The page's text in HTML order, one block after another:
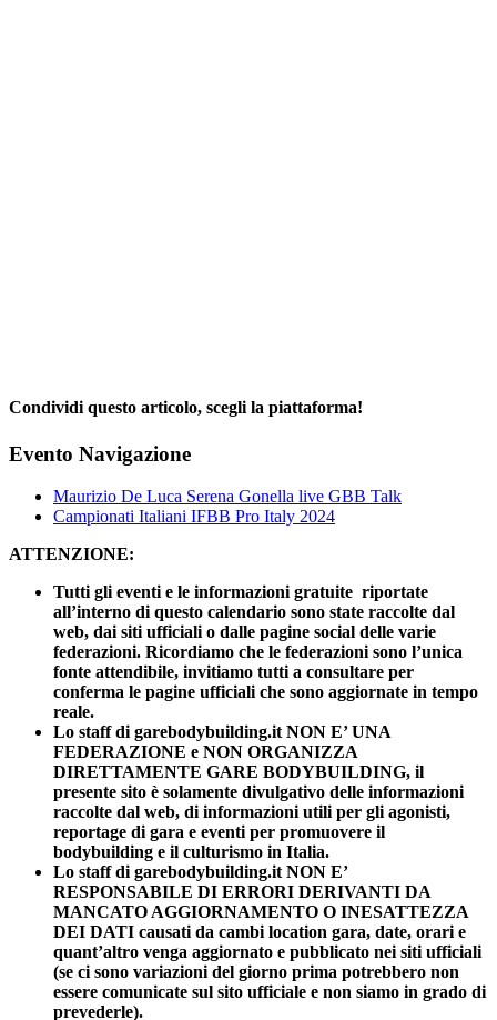
Condividi questo articolo, scegli la piattaforma!
Facebook
X
Reddit
LinkedIn
WhatsApp
Telegram
Tumblr
Pinterest
Email
Evento Navigazione
Maurizio De Luca Serena Gonella live GBB Talk
Campionati Italiani IFBB Pro Italy 2024
ATTENZIONE:
Tutti gli eventi e le informazioni gratuite riportate
all’interno di questo calendario sono state raccolte dal
web, dai siti ufficiali o dalle pagine social delle varie
federazioni. Ricordiamo che le federazioni sono l’unica
fonte attendibile, invitiamo tutti a consultare per
conferma le pagine ufficiali che sono aggiornate in tempo
reale.
Lo staff di garebodybuilding.it NON E’ UNA
FEDERAZIONE e NON ORGANIZZA
DIRETTAMENTE GARE BODYBUILDING, il
presente sito è solamente divulgativo delle informazioni
raccolte dal web, di informazioni utili per gli agonisti,
reportage di gara e eventi per promuovere il
bodybuilding e il culturismo in Italia.
Lo staff di garebodybuilding.it NON E’
RESPONSABILE DI ERRORI DERIVANTI DA
MANCATO AGGIORNAMENTO O INESATTEZZA
DEI DATI causati da cambi location gara, date, orari e
quant’altro venga aggiornato e pubblicato nei siti ufficiali
(se ci sono variazioni del giorno prima potrebbero non
essere comunicate sul sito ufficiale e non siamo in grado di
prevederle).